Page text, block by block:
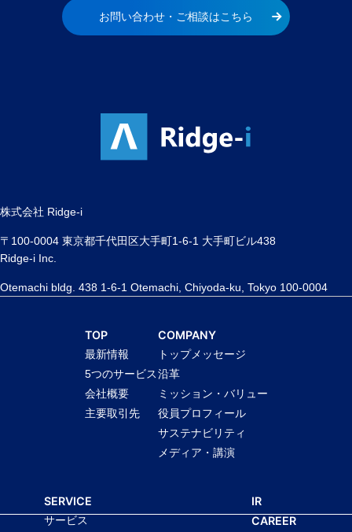
お問い合わせ・ご相談はこちら
株式会社 Ridge-i
〒100-0004 東京都千代田区大手町1-6-1 大手町ビル438
Ridge-i Inc.
Otemachi bldg. 438 1-6-1 Otemachi, Chiyoda-ku, Tokyo 100-0004
TOP
最新情報
5つのサービス
会社概要
主要取引先
COMPANY
トップメッセージ
沿革
ミッション・バリュー
役員プロフィール
サステナビリティ
メディア・講演
SERVICE
サービス
IR
CAREER